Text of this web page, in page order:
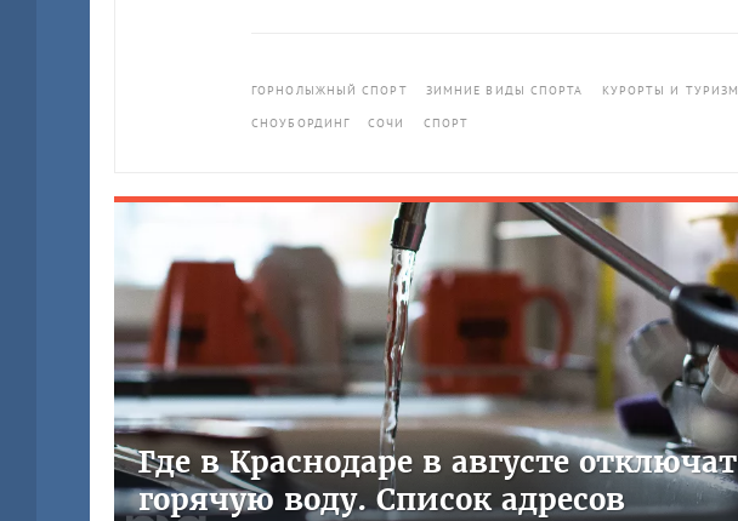
ГОРНОЛЫЖНЫЙ СПОРТ ЗИМНИЕ ВИДЫ СПОРТА КУРОРТЫ И ТУРИЗМ
СНОУБОРДИНГ СОЧИ СПОРТ
Где в Краснодаре в августе отключат
горячую воду. Список адресов